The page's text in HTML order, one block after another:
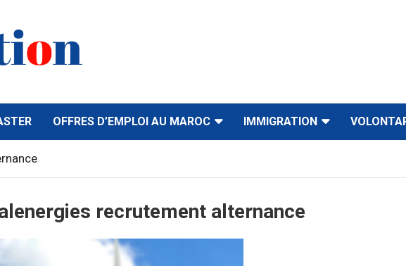
OFFRES D’EMPLOI AU MAROC IMMIGRATION
recrutement alternance